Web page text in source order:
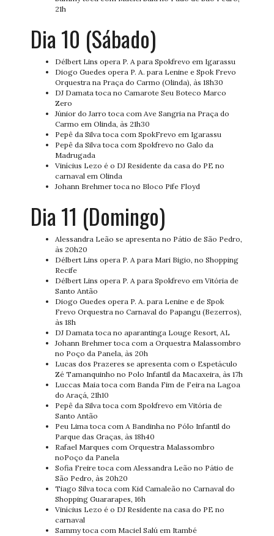
21h
Dia 10 (Sábado)
Délbert Lins opera P. A para Spokfrevo em Igarassu
Diogo Guedes opera P. A. para Lenine e Spok Frevo
Orquestra na Praça do Carmo (Olinda), às 18h30
DJ Damata toca no Camarote Seu Boteco Marco
Zero
Júnior do Jarro toca com Ave Sangria na Praça do
Carmo em Olinda, às 21h30
Pepê da Silva toca com SpokFrevo em Igarassu
Pepê da Silva toca com Spokfrevo no Galo da
Madrugada
Vinícius Lezo é o DJ Residente da casa do PE no
carnaval em Olinda
Johann Brehmer toca no Bloco Pife Floyd
Dia 11 (Domingo)
Alessandra Leão se apresenta no Pátio de São Pedro,
às 20h20
Délbert Lins opera P. A para Mari Bigio, no Shopping
Recife
Délbert Lins opera P. A para Spokfrevo em Vitória de
Santo Antão
Diogo Guedes opera P. A. para Lenine e de Spok
Frevo Orquestra no Carnaval do Papangu (Bezerros),
às 18h
DJ Damata toca no aparantinga Louge Resort, AL
Johann Brehmer toca com a Orquestra Malassombro
no Poço da Panela, às 20h
Lucas dos Prazeres se apresenta com o Espetáculo
Zé Tamanquinho no Polo Infantil da Macaxeira, às 17h
Luccas Maia toca com Banda Fim de Feira na Lagoa
do Araçá, 21h10
Pepê da Silva toca com Spokfrevo em Vitória de
Santo Antão
Peu Lima toca com A Bandinha no Pólo Infantil do
Parque das Graças, às 18h40
Rafael Marques com Orquestra Malassombro
noPoço da Panela
Sofia Freire toca com Alessandra Leão no Pátio de
São Pedro, às 20h20
Tiago Silva toca com Kid Camaleão no Carnaval do
Shopping Guararapes, 16h
Vinícius Lezo é o DJ Residente na casa do PE no
carnaval
Sammy toca com Maciel Salú em Itambé